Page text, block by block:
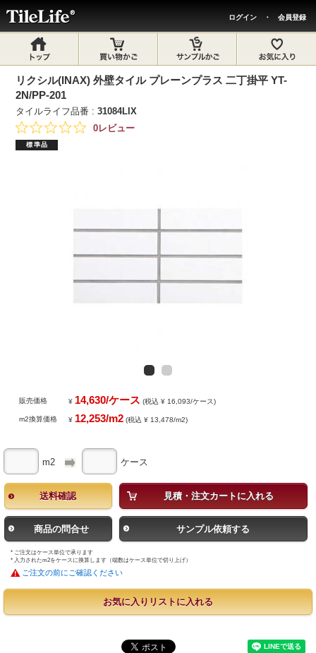
ログイン ・ 会員登録
リクシル(INAX) 外壁タイル プレーンプラス 二丁掛平 YT-
2N/PP-201
タイルライフ品番 :31084LIX
0レビュー
標準品
販売価格 ¥ 14,630/ケース (税込 ¥ 16,093/ケース)
m2換算価格 ¥ 12,253/m2 (税込 ¥ 13,478/m2)
m2 ケース
送料確認 見積・注文カートに入れる
商品の問合せ サンプル依頼する
* ご注文はケース単位で承ります
* 入力されたm2をケースに換算します（端数はケース単位で切り上げ）
ご注文の前にご確認ください
お気に入りリストに入れる